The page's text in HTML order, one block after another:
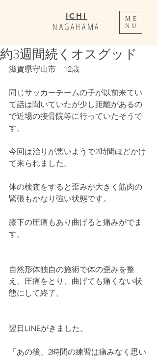
ME
NU
ICHI
NAGAHAMA
約3週間続くオスグッド
滋賀県守山市　12歳
同じサッカーチームの子が以前来てい
て話は聞いていたが少し距離があるの
で近場の接骨院等に行っていたそうで
す。
今回は治りが悪いようで2時間ほどかけ
て来られました。
体の検査をすると歪みが大きく筋肉の
緊張もかなり強い状態です。
膝下の圧痛もあり曲げると痛みがでま
す。
自然形体独自の施術で体の歪みを整
え、圧痛をとり、曲げても痛くない状
態にして終了。
翌日LINEがきました。
「あの後、2時間の練習は痛みなく思い